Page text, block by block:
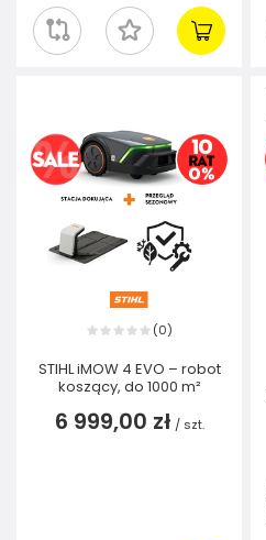
(0)
STIHL iMOW 4 EVO – robot
koszący, do 1000 m²
6 999,00 zł / szt.